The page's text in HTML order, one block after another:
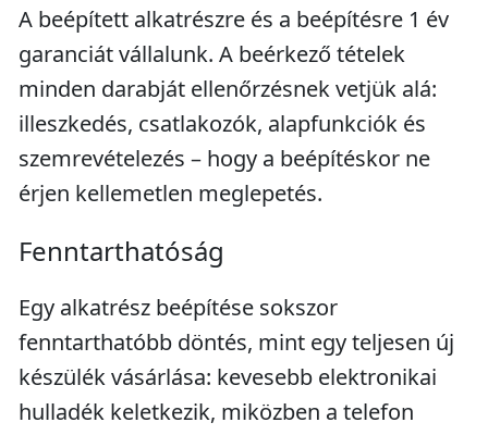
A beépített alkatrészre és a beépítésre 1 év
garanciát vállalunk. A beérkező tételek
minden darabját ellenőrzésnek vetjük alá:
illeszkedés, csatlakozók, alapfunkciók és
szemrevételezés – hogy a beépítéskor ne
érjen kellemetlen meglepetés.
Fenntarthatóság
Egy alkatrész beépítése sokszor
fenntarthatóbb döntés, mint egy teljesen új
készülék vásárlása: kevesebb elektronikai
hulladék keletkezik, miközben a telefon